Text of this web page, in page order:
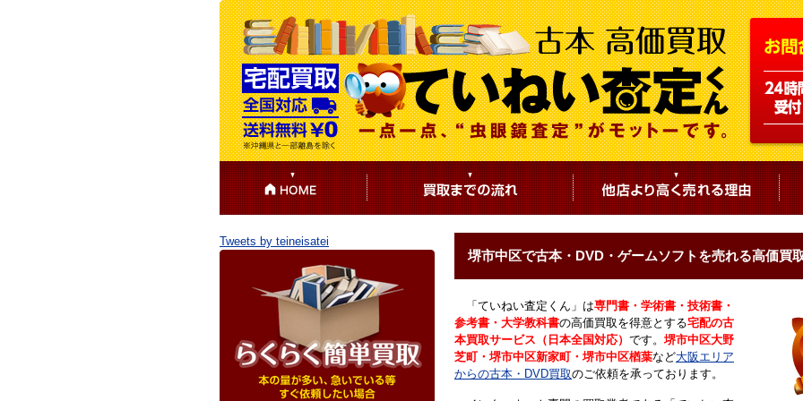
堺市中区で古本・DVD・ゲームソフトを売れる高価買
「ていねい査定くん」は専門書・学術書・技術書・
参考書・大学教科書の高価買取を得意とする宅配の古
本買取サービス（日本全国対応） です。 堺市中区大野
芝町・堺市中区新家町・堺市中区楢葉など大阪エリア
からの古本・DVD買取のご依頼を承っております。
Tweets by teineisatei